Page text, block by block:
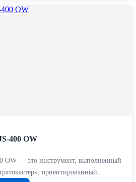
400 OW
OW — это инструмент, выполненный
ориентированный…